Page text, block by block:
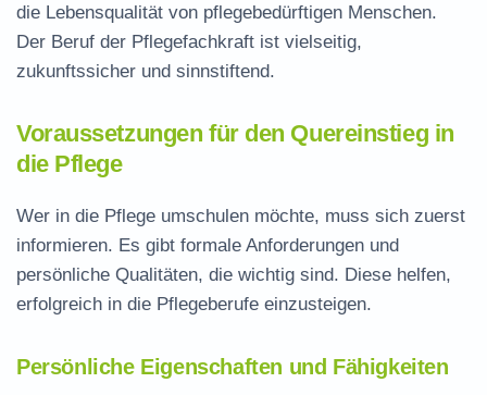
die Lebensqualität von pflegebedürftigen Menschen.
Der Beruf der Pflegefachkraft ist vielseitig,
zukunftssicher und sinnstiftend.
Voraussetzungen für den Quereinstieg in
die Pflege
Wer in die Pflege umschulen möchte, muss sich zuerst
informieren. Es gibt formale Anforderungen und
persönliche Qualitäten, die wichtig sind. Diese helfen,
erfolgreich in die Pflegeberufe einzusteigen.
Persönliche Eigenschaften und Fähigkeiten